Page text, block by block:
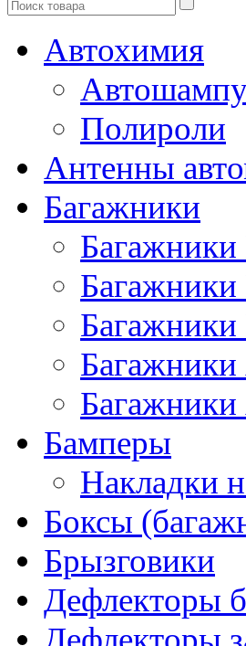
Автохимия
Полироли
Антенны
Багажники
Бамперы
Накладки
Боксы
Брызговики
Дефлекторы